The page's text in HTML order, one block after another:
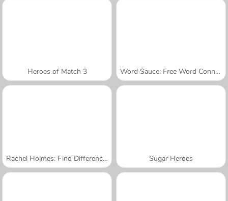
Heroes of Match 3 Word Sauce: Free Word Connect Puzzle
Rachel Holmes: Find Differences Sugar Heroes